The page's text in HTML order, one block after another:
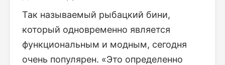
Так называемый рыбацкий бини,
который одновременно является
функциональным и модным, сегодня
очень популярен. «Это определенно